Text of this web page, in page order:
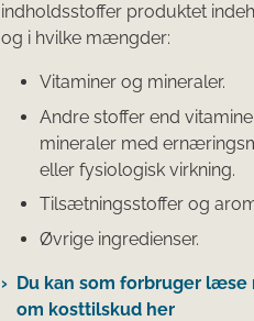
indholdsstoffer produktet
og i hvilke mængder:
Vitaminer og mineraler.
Andre stoffer end
mineraler med
eller fysiologisk virkning.
Tilsætningsstoffer og
Øvrige ingredienser.
Du kan som forbruger læse
om kosttilskud her